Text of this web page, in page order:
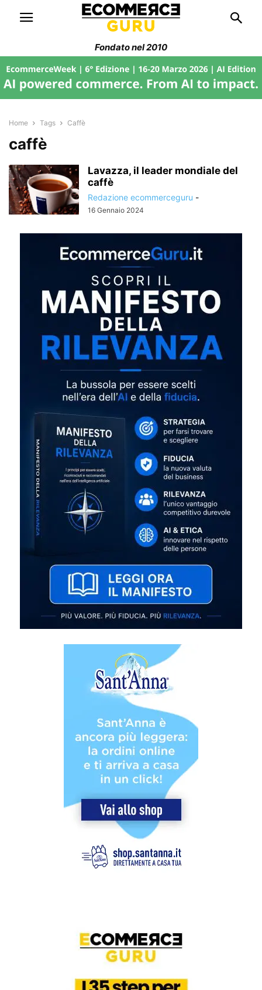
Fondato nel 2010
Home Tags Caffè
caffè
Lavazza, il leader mondiale del
caffè
Redazione ecommerceguru -
16 Gennaio 2024